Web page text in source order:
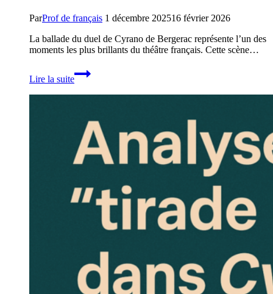
ParProf de français 1 décembre 202516 février 2026
La ballade du duel de Cyrano de Bergerac représente l’un des
moments les plus brillants du théâtre français. Cette scène…
Lire la suite
Analyse
complète
de
duel
(I,4)
dans
Bergerac
d’Edmond